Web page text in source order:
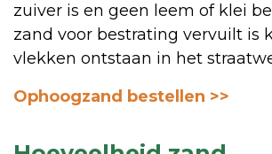
zuiver is en geen leem of klei
zand voor bestrating vervuilt is
vlekken ontstaan in het
Ophoogzand bestellen >>